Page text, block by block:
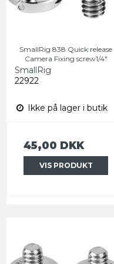
SmallRig 838 Quick release
Camera Fixing screw1/4"
SmallRig
22922
Ikke på lager i butik
45,00 DKK
VIS PRODUKT